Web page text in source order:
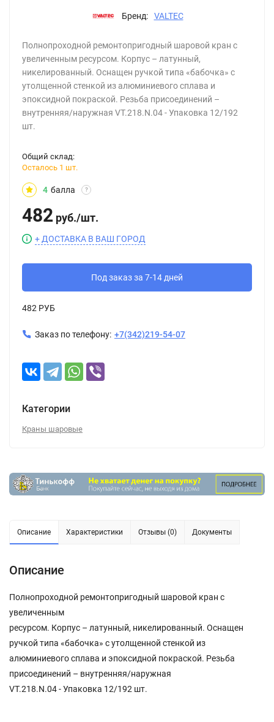
Бренд: VALTEC
Полнопроходной ремонтопригодный шаровой кран с
увеличенным ресурсом. Корпус – латунный,
никелированный. Оснащен ручкой типа «бабочка» с
утолщенной стенкой из алюминиевого сплава и
эпоксидной покраской. Резьба присоединений –
внутренняя/наружная VT.218.N.04 - Упаковка 12/192
шт.
Общий склад:
Осталось 1 шт.
4 балла ?
482 руб./шт.
+ ДОСТАВКА В ВАШ ГОРОД
Под заказ за 7-14 дней
482 РУБ
Заказ по телефону: +7(342)219-54-07
Категории
Краны шаровые
Описание Характеристики Отзывы (0) Документы
Описание
Полнопроходной ремонтопригодный шаровой кран с
увеличенным
ресурсом. Корпус – латунный, никелированный. Оснащен
ручкой типа «бабочка» с утолщенной стенкой из
алюминиевого сплава и эпоксидной покраской. Резьба
присоединений – внутренняя/наружная
VT.218.N.04 - Упаковка 12/192 шт.